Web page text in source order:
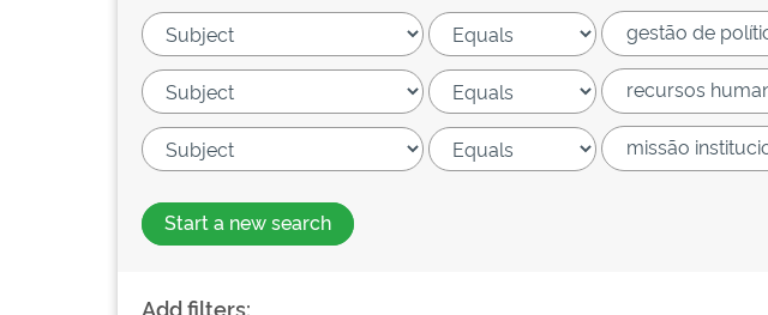
Start a new search
Add filters: